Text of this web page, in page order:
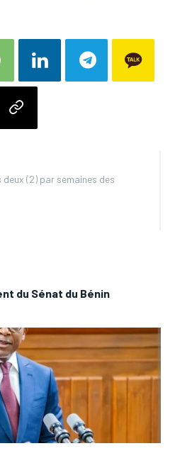
(2) par semaines des
du Sénat du Bénin